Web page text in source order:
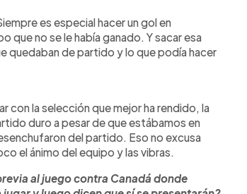
es especial hacer un gol en
que no se le había ganado. Y sacar esa
quedaban de partido y lo que podía hacer
con la selección que mejor ha rendido, la
duro a pesar de que estábamos en
del partido. Eso no excusa
el ánimo del equipo y las vibras.
al juego contra Canadá donde